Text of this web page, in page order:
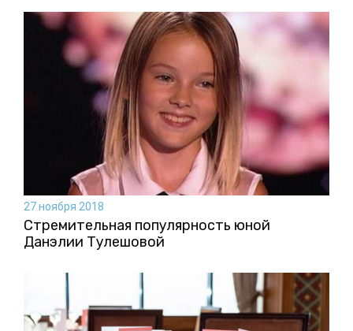
27 ноября 2018
Стремительная популярность юной
Данэлии Тулешовой